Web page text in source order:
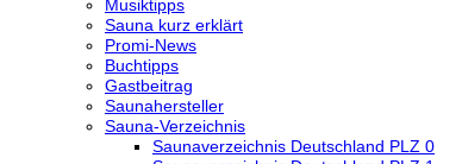
Musiktipps
Sauna kurz erklärt
Promi-News
Buchtipps
Gastbeitrag
Saunahersteller
Sauna-Verzeichnis
Saunaverzeichnis Deutschland PLZ 0